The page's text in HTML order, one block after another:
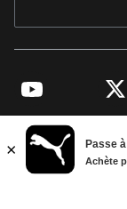
YouTube
©